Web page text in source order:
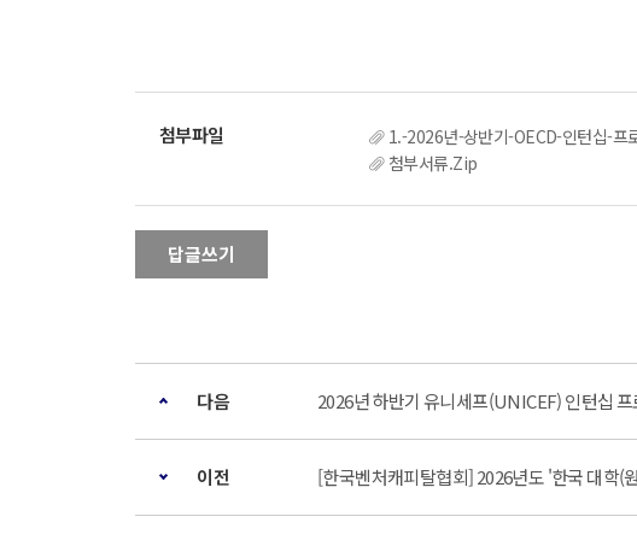
1.-2026년-상반기-OECD-인턴십-프
첨부서류.Zip
답글쓰기
다음 2026년 하반기 유니세프(UNICEF) 인턴십
이전 [한국벤처캐피탈협회] 2026년도 '한국 대학(